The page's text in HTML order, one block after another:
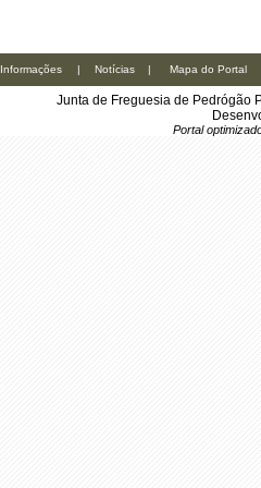
Informações | Notícias | Mapa do Portal
Junta de Freguesia de Pedrógão
Portal